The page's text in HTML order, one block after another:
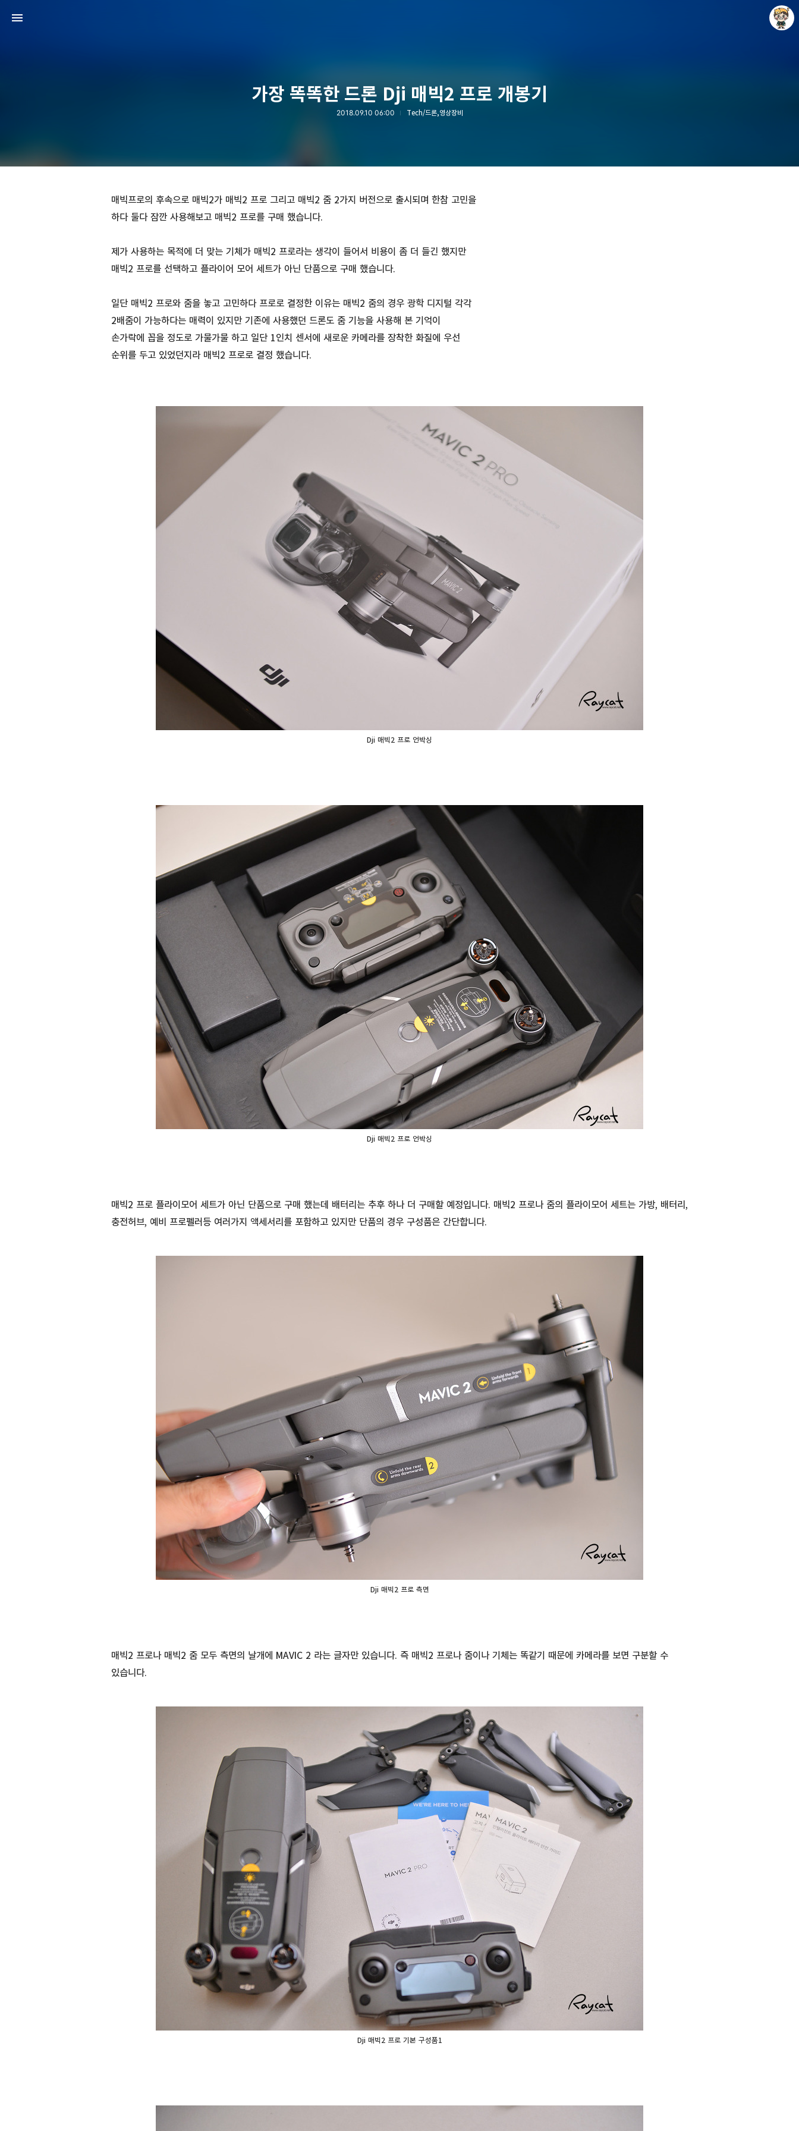
가장 똑똑한 드론 Dji 매빅2 프로 개봉기
2018.09.10 06:00 Tech/드론,영상장비
매빅프로의 후속으로 매빅2가 매빅2 프로 그리고 매빅2 줌 2가지 버전으로 출시되며 한참 고민을
하다 둘다 잠깐 사용해보고 매빅2 프로를 구매 했습니다.
제가 사용하는 목적에 더 맞는 기체가 매빅2 프로라는 생각이 들어서 비용이 좀 더 들긴 했지만
매빅2 프로를 선택하고 플라이어 모어 세트가 아닌 단품으로 구매 했습니다.
일단 매빅2 프로와 줌을 놓고 고민하다 프로로 결정한 이유는 매빅2 줌의 경우 광학 디지털 각각
2배줌이 가능하다는 매력이 있지만 기존에 사용했던 드론도 줌 기능을 사용해 본 기억이
손가락에 꼽을 정도로 가물가물 하고 일단 1인치 센서에 새로운 카메라를 장착한 화질에 우선
순위를 두고 있었던지라 매빅2 프로로 결정 했습니다.
Dji 매빅2 프로 언박싱
Dji 매빅2 프로 언박싱
매빅2 프로 플라이모어 세트가 아닌 단품으로 구매 했는데 배터리는 추후 하나 더 구매할 예정입니다. 매빅2 프로나 줌의 플라이모어 세트는 가방, 배터리,
충전허브, 예비 프로펠러등 여러가지 액세서리를 포함하고 있지만 단품의 경우 구성품은 간단합니다.
Dji 매빅2 프로 측면
매빅2 프로나 매빅2 줌 모두 측면의 날개에 MAVIC 2 라는 글자만 있습니다. 즉 매빅2 프로나 줌이나 기체는 똑같기 때문에 카메라를 보면 구분할 수
있습니다.
Dji 매빅2 프로 기본 구성품1